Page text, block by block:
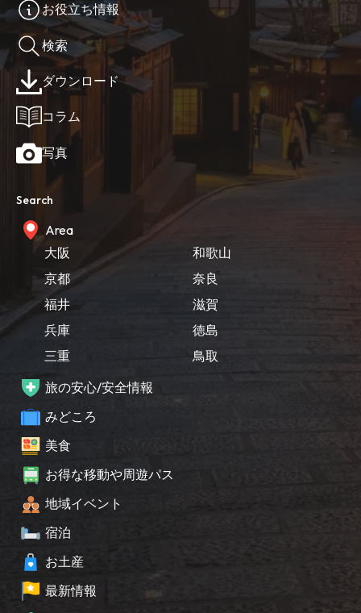
お役立ち情報
検索
ダウンロード
コラム
写真
Search
Area
大阪
京都
福井
兵庫
三重
和歌山
奈良
滋賀
徳島
鳥取
旅の安心/安全情報
みどころ
美食
お得な移動や周遊パス
地域イベント
宿泊
お土産
最新情報